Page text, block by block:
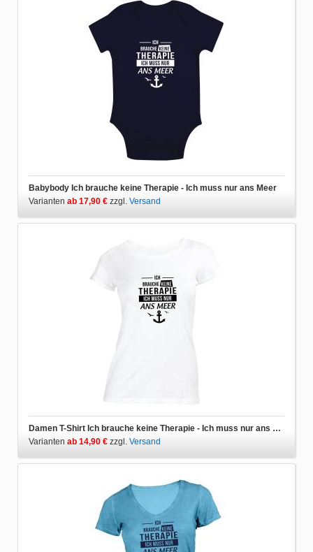
Babybody Ich brauche keine Therapie - Ich muss nur ans Meer
Varianten ab 17,90 € zzgl. Versand
Damen T-Shirt Ich brauche keine Therapie - Ich muss nur ans Meer
Varianten ab 14,90 € zzgl. Versand